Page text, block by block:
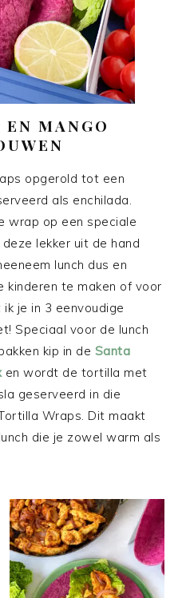
MANGO
opgerold tot een
als enchilada.
wrap op een speciale
lekker uit de hand
lunch dus en
kinderen te maken of voor
je in 3 eenvoudige
Speciaal voor de lunch
kip in de Santa
en wordt de tortilla met
geserveerd in die
Wraps. Dit maakt
die je zowel warm als